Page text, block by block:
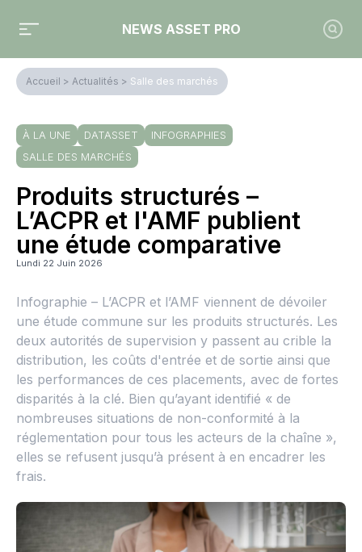
NEWS ASSET PRO
Accueil > Actualités > Salle des marchés
À LA UNE DATASSET
INFOGRAPHIES
SALLE DES MARCHÉS
Produits structurés –
L’ACPR et l'AMF publient
une étude comparative
Lundi 22 Juin 2026
Infographie – L’ACPR et l’AMF viennent de dévoiler
une étude commune sur les produits structurés. Les
deux autorités de supervision y passent au crible la
distribution, les coûts d'entrée et de sortie ainsi que
les performances de ces placements, avec de fortes
disparités à la clé. Bien qu’ayant identifié « de
nombreuses situations de non-conformité à la
réglementation pour tous les acteurs de la chaîne »,
elles se refusent jusqu’à présent à en encadrer les
frais.